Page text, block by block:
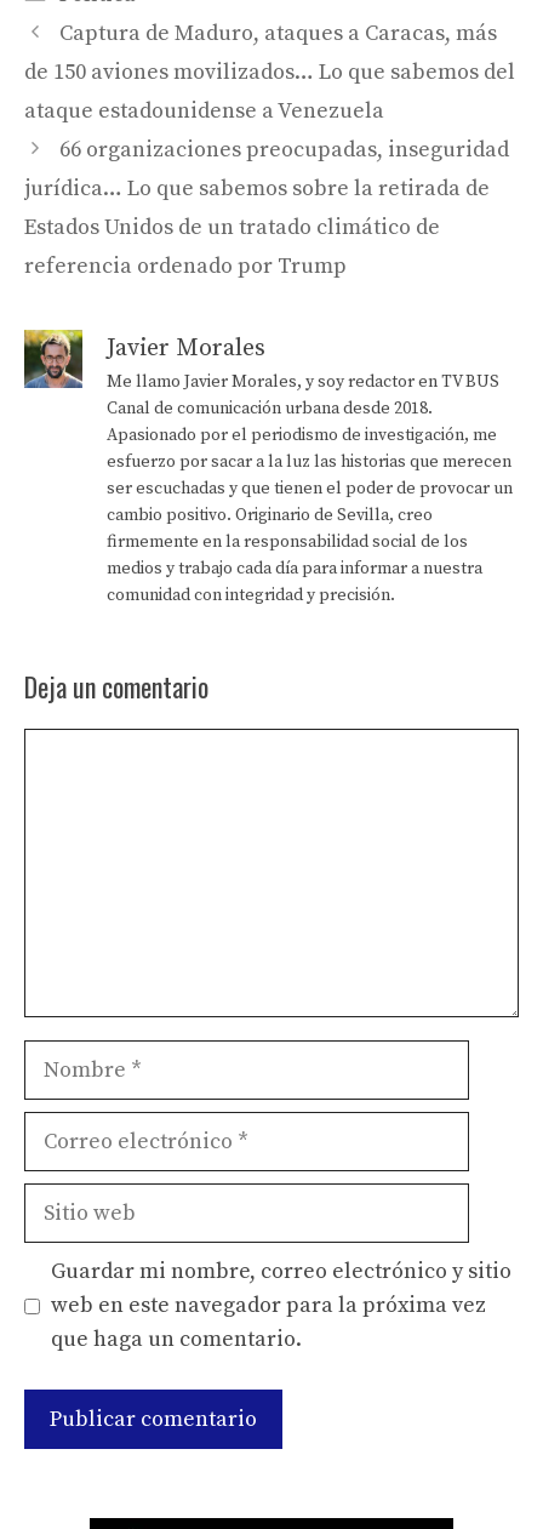
Captura de Maduro, ataques a Caracas, más
de 150 aviones movilizados… Lo que sabemos del
ataque estadounidense a Venezuela
66 organizaciones preocupadas, inseguridad
jurídica… Lo que sabemos sobre la retirada de
Estados Unidos de un tratado climático de
referencia ordenado por Trump
Javier Morales
Me llamo Javier Morales, y soy redactor en TV BUS
Canal de comunicación urbana desde 2018.
Apasionado por el periodismo de investigación, me
esfuerzo por sacar a la luz las historias que merecen
ser escuchadas y que tienen el poder de provocar un
cambio positivo. Originario de Sevilla, creo
firmemente en la responsabilidad social de los
medios y trabajo cada día para informar a nuestra
comunidad con integridad y precisión.
Deja un comentario
Nombre
Correo
Sitio
Guardar mi nombre, correo electrónico y sitio
web en este navegador para la próxima vez
que haga un comentario.